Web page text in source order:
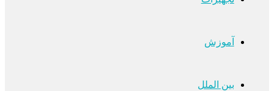
آموزش
بین الملل